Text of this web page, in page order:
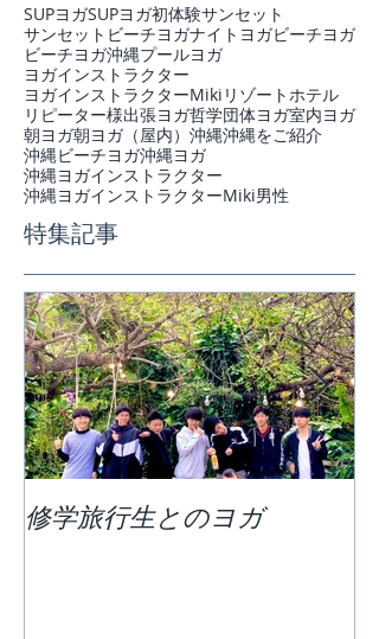
SUPヨガSUPヨガ初体験サンセット
サンセットビーチヨガナイトヨガビーチヨガ
ビーチヨガ沖縄プールヨガ
ヨガインストラクター
ヨガインストラクターMiki リゾートホテル
リピーター様出張ヨガ哲学団体ヨガ室内ヨガ
朝ヨガ朝ヨガ（屋内） 沖縄沖縄をご紹介
沖縄ビーチヨガ沖縄ヨガ
沖縄ヨガインストラクター
沖縄ヨガインストラクターMiki男性
特集記事
修学旅行生とのヨガ